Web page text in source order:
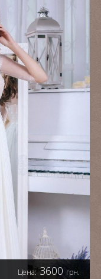
Цена:3600 грн.